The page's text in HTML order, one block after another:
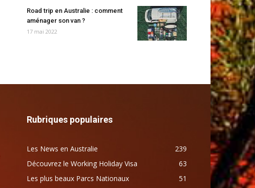
Road trip en Australie : comment
aménager son van ?
17 mai 2022
Rubriques populaires
Les News en Australie
239
Découvrez le Working Holiday Visa
63
Les plus beaux Parcs Nationaux
51